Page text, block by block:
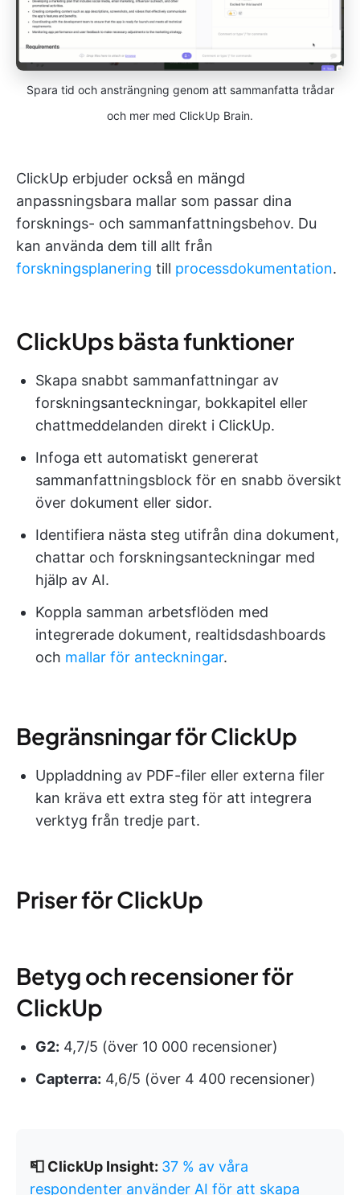
Spara tid och ansträngning genom att sammanfatta trådar
och mer med ClickUp Brain.
ClickUp erbjuder också en mängd
anpassningsbara mallar som passar dina
forsknings- och sammanfattningsbehov. Du
kan använda dem till allt från
forskningsplanering till processdokumentation.
ClickUps bästa funktioner
Skapa snabbt sammanfattningar av
forskningsanteckningar, bokkapitel eller
chattmeddelanden direkt i ClickUp.
Infoga ett automatiskt genererat
sammanfattningsblock för en snabb översikt
över dokument eller sidor.
Identifiera nästa steg utifrån dina dokument,
chattar och forskningsanteckningar med
hjälp av AI.
Koppla samman arbetsflöden med
integrerade dokument, realtidsdashboards
och mallar för anteckningar.
Begränsningar för ClickUp
Uppladdning av PDF-filer eller externa filer
kan kräva ett extra steg för att integrera
verktyg från tredje part.
Priser för ClickUp
Betyg och recensioner för
ClickUp
G2: 4,7/5 (över 10 000 recensioner)
Capterra: 4,6/5 (över 4 400 recensioner)
📮 ClickUp Insight: 37 % av våra
respondenter använder AI för att skapa